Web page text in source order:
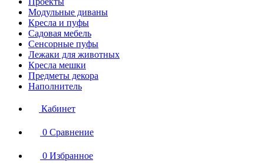
Модульные диваны
Кресла и пуфы
Садовая мебель
Сенсорные пуфы
Лежаки для животных
Кресла мешки
Предметы декора
Наполнитель
Кабинет
0 Сравнение
0 Избранное